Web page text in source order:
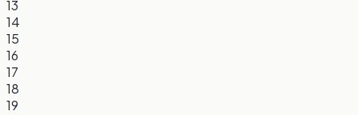
13
14
15
16
17
18
19